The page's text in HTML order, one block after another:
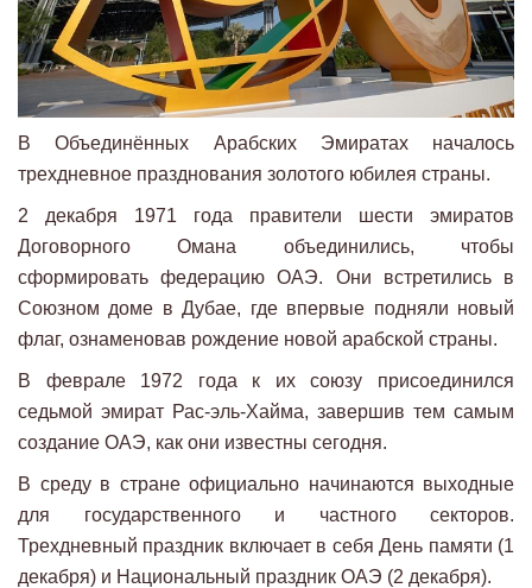
В Объединённых Арабских Эмиратах началось
трехдневное празднования золотого юбилея страны.
2 декабря 1971 года правители шести эмиратов
Договорного Омана объединились, чтобы
сформировать федерацию ОАЭ. Они встретились в
Союзном доме в Дубае, где впервые подняли новый
флаг, ознаменовав рождение новой арабской страны.
В феврале 1972 года к их союзу присоединился
седьмой эмират Рас-эль-Хайма, завершив тем самым
создание ОАЭ, как они известны сегодня.
В среду в стране официально начинаются выходные
для государственного и частного секторов.
Трехдневный праздник включает в себя День памяти (1
декабря) и Национальный праздник ОАЭ (2 декабря).